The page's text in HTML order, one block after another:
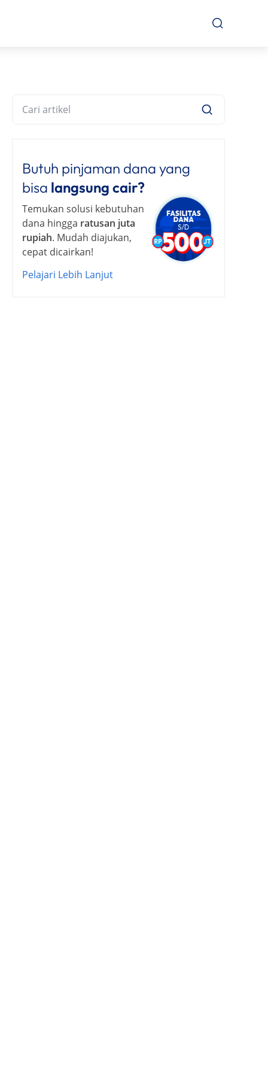
Butuh pinjaman dana yang
bisa langsung cair?
Temukan solusi kebutuhan
dana hingga ratusan juta
rupiah. Mudah diajukan,
cepat dicairkan!
Pelajari Lebih Lanjut